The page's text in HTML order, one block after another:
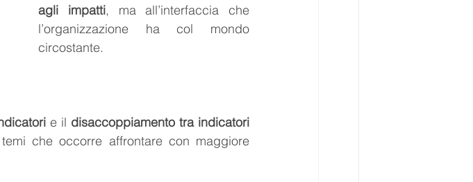
agli impatti, ma all’interfaccia che
l’organizzazione ha col mondo
circostante.
e il disaccoppiamento tra indicatori
che occorre affrontare con maggiore